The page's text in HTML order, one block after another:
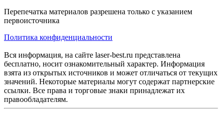
Перепечатка материалов разрешена только с указанием
первоисточника
Политика конфиденциальности
Вся информация, на сайте laser-best.ru представлена
бесплатно, носит ознакомительный характер. Информация
взята из открытых источников и может отличаться от текущих
значений. Некоторые материалы могут содержат партнерские
ссылки. Все права и торговые знаки принадлежат их
правообладателям.